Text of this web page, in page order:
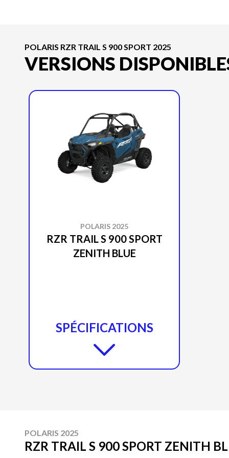
POLARIS RZR TRAIL S 900 SPORT 2025
VERSIONS
POLARIS 2025
RZR TRAIL S 900 SPORT
ZENITH BLUE
SPÉCIFICATIONS
POLARIS 2025
RZR TRAIL S 900 SPORT ZENITH